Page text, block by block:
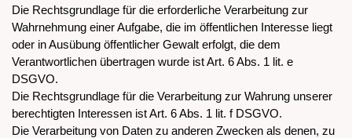
Die Rechtsgrundlage für die erforderliche Verarbeitung zur
Wahrnehmung einer Aufgabe, die im öffentlichen Interesse liegt
oder in Ausübung öffentlicher Gewalt erfolgt, die dem
Verantwortlichen übertragen wurde ist Art. 6 Abs. 1 lit. e
DSGVO.
Die Rechtsgrundlage für die Verarbeitung zur Wahrung unserer
berechtigten Interessen ist Art. 6 Abs. 1 lit. f DSGVO.
Die Verarbeitung von Daten zu anderen Zwecken als denen, zu